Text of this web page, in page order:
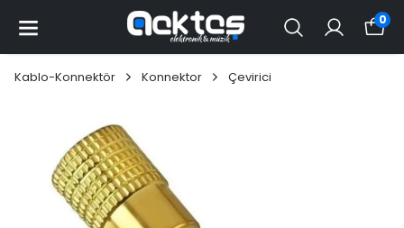
0
Kablo-Konnektör Konnektor Çevirici